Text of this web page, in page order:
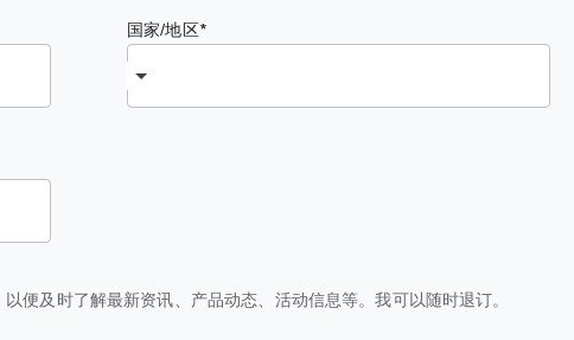
国家/地区
便及时了解最新资讯、产品动态、活动信息等。我可以随时退订。